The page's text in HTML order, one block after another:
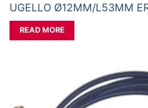
UGELLO Ø12MM/L53MM
READ MORE